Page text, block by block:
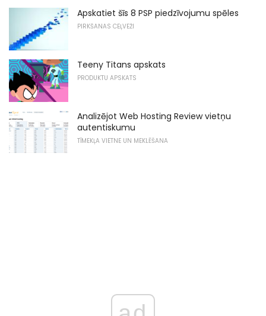
Apskatiet šīs 8 PSP piedzīvojumu spēles
PIRKŠANAS CEĻVEŽI
Teeny Titans apskats
PRODUKTU APSKATS
Analizējot Web Hosting Review vietņu
autentiskumu
TĪMEKĻA VIETNE UN MEKLĒŠANA